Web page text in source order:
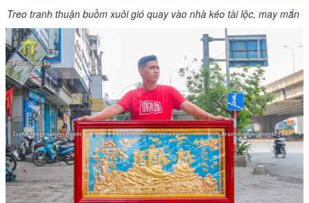
Treo tranh thuận buồm xuôi gió quay vào nhà kéo tài lộc, may mắn